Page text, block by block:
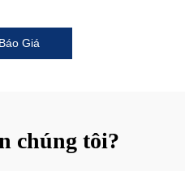
Giá
chúng tôi?